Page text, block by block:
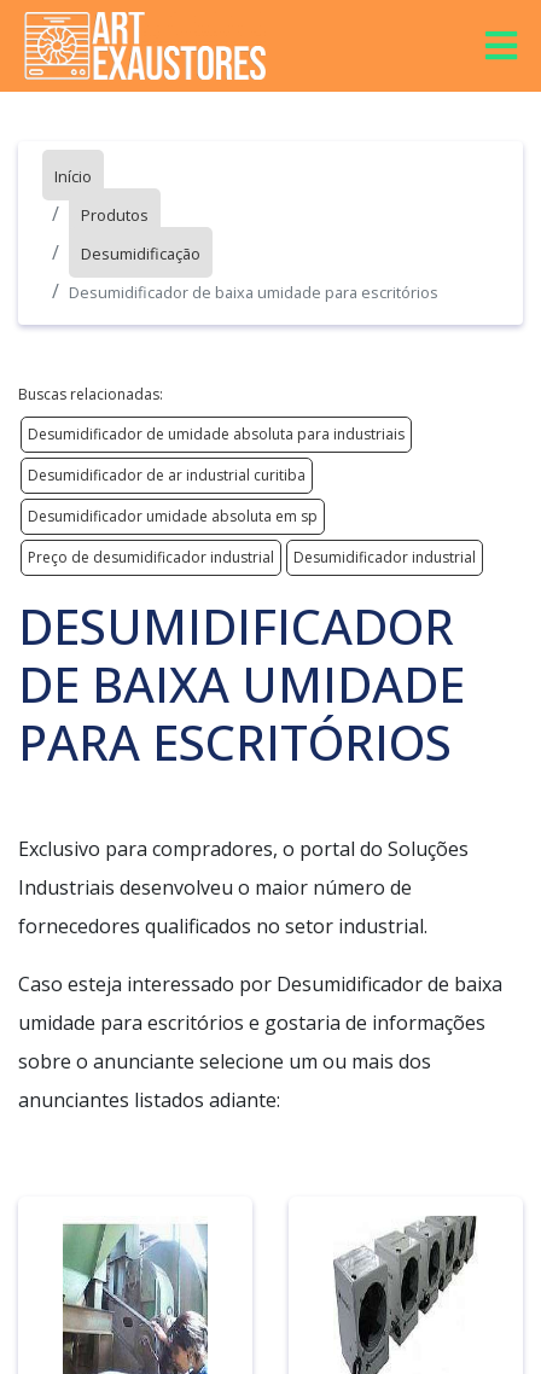
Início
Produtos
Desumidificação
Desumidificador de baixa umidade para escritórios
Buscas relacionadas:
Desumidificador de umidade absoluta para industriais
Desumidificador de ar industrial curitiba
Desumidificador umidade absoluta em sp
Preço de desumidificador industrial
Desumidificador industrial
DESUMIDIFICADOR
DE BAIXA UMIDADE
PARA ESCRITÓRIOS
Exclusivo para compradores, o portal do Soluções
Industriais desenvolveu o maior número de
fornecedores qualificados no setor industrial.
Caso esteja interessado por Desumidificador de baixa
umidade para escritórios e gostaria de informações
sobre o anunciante selecione um ou mais dos
anunciantes listados adiante: